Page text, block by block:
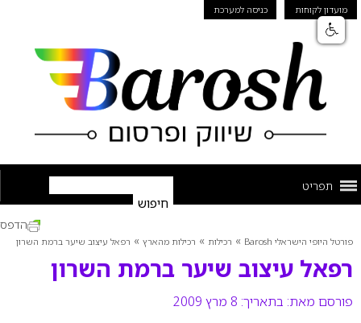
מועדון לקוחות כניסה למערכת
תפריט
פורטל היופי הישראלי Barosh » רכילות » רכילות מהארץ » רפאל עיצוב שיער ברמת השרון
רפאל עיצוב שיער ברמת השרון
פורסם מאת: בתאריך: 8 מרץ 2009
הדפס